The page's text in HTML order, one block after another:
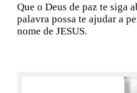
Que o Deus de paz te siga
palavra possa te ajudar a
nome de JESUS.